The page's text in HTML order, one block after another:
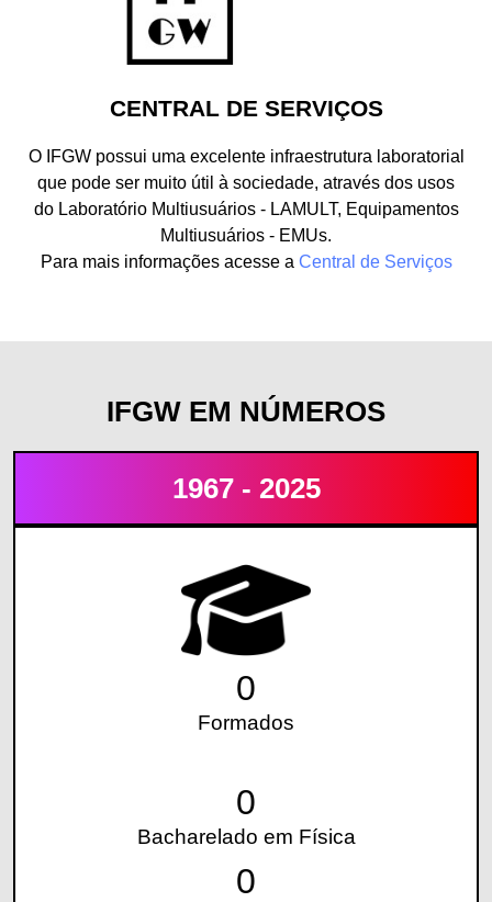
CENTRAL DE SERVIÇOS
O IFGW possui uma excelente infraestrutura laboratorial
que pode ser muito útil à sociedade, através dos usos
do Laboratório Multiusuários - LAMULT, Equipamentos
Multiusuários - EMUs.
Para mais informações acesse a Central de Serviços
IFGW EM NÚMEROS
1967 - 2025
0
Formados
0
Bacharelado em Física
0